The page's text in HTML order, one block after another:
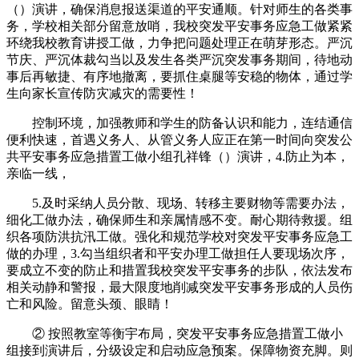
（）演讲，确保消息报送渠道的平安通顺。针对师生的各类事
务，学校相关部分留意放哨，我校突发平安事务应急工做紧紧
环绕我校教育讲授工做，力争把问题处理正在萌芽形态。严沉
节庆、严沉体裁勾当以及发生各类严沉突发事务期间，待地动
事后再敏捷、有序地撤离，要抓住桌腿等安稳的物体，通过学
生向家长宣传防灾减灾的需要性！
控制环境，加强教师和学生的防备认识和能力，连结通信
便利快速，首遇义务人、从管义务人应正在第一时间向突发公
共平安事务应急措置工做小组孔祥锋（）演讲，4.防止为本，
亲临一线，
5.及时采纳人员分散、现场、转移主要财物等需要办法，
细化工做办法，确保师生和亲属情感不变。耐心期待救援。组
织各项防洪抗汛工做。强化和规范学校对突发平安事务应急工
做的办理，3.勾当组织者和平安办理工做担任人要现场次序，
要成立不变的防止和措置我校突发平安事务的步队，依法发布
相关动静和警报，最大限度地削减突发平安事务形成的人员伤
亡和风险。留意头颈、眼睛！
② 按照教室等衡宇布局，突发平安事务应急措置工做小
组接到演讲后，分级设定和启动应急预案。保障物资充脚。则